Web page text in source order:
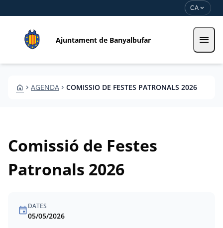
CA expand_more
Ajuntament de Banyalbufar menu
HOME CHEVRON_RIGHT AGENDA CHEVRON_RIGHT COMISSIO DE FESTES PATRONALS 2026
Comissió de Festes
Patronals 2026
eventDATES
05/05/2026